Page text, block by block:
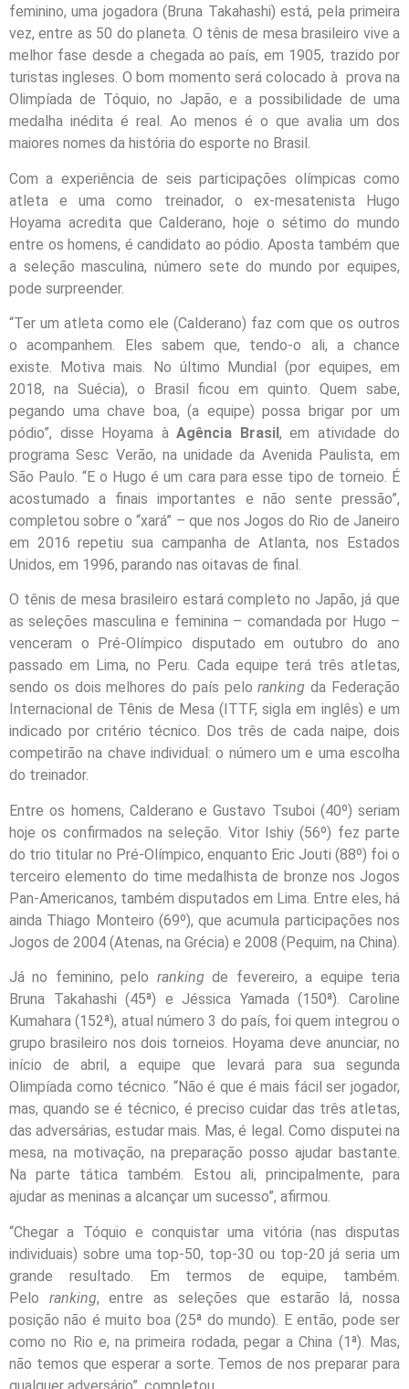
feminino, uma jogadora (Bruna Takahashi) está, pela primeira
vez, entre as 50 do planeta. O tênis de mesa brasileiro vive a
melhor fase desde a chegada ao país, em 1905, trazido por
turistas ingleses. O bom momento será colocado à prova na
Olimpíada de Tóquio, no Japão, e a possibilidade de uma
medalha inédita é real. Ao menos é o que avalia um dos
maiores nomes da história do esporte no Brasil.
Com a experiência de seis participações olímpicas como
atleta e uma como treinador, o ex-mesatenista Hugo
Hoyama acredita que Calderano, hoje o sétimo do mundo
entre os homens, é candidato ao pódio. Aposta também que
a seleção masculina, número sete do mundo por equipes,
pode surpreender.
“Ter um atleta como ele (Calderano) faz com que os outros
o acompanhem. Eles sabem que, tendo-o ali, a chance
existe. Motiva mais. No último Mundial (por equipes, em
2018, na Suécia), o Brasil ficou em quinto. Quem sabe,
pegando uma chave boa, (a equipe) possa brigar por um
pódio”, disse Hoyama à Agência Brasil, em atividade do
programa Sesc Verão, na unidade da Avenida Paulista, em
São Paulo. “E o Hugo é um cara para esse tipo de torneio. É
acostumado a finais importantes e não sente pressão”,
completou sobre o “xará” – que nos Jogos do Rio de Janeiro
em 2016 repetiu sua campanha de Atlanta, nos Estados
Unidos, em 1996, parando nas oitavas de final.
O tênis de mesa brasileiro estará completo no Japão, já que
as seleções masculina e feminina – comandada por Hugo –
venceram o Pré-Olímpico disputado em outubro do ano
passado em Lima, no Peru. Cada equipe terá três atletas,
sendo os dois melhores do país peloranking da Federação
Internacional de Tênis de Mesa (ITTF, sigla em inglês) e um
indicado por critério técnico. Dos três de cada naipe, dois
competirão na chave individual: o número um e uma escolha
do treinador.
Entre os homens, Calderano e Gustavo Tsuboi (40º) seriam
hoje os confirmados na seleção. Vitor Ishiy (56º) fez parte
do trio titular no Pré-Olímpico, enquanto Eric Jouti (88º) foi o
terceiro elemento do time medalhista de bronze nos Jogos
Pan-Americanos, também disputados em Lima. Entre eles, há
ainda Thiago Monteiro (69º), que acumula participações nos
Jogos de 2004 (Atenas, na Grécia) e 2008 (Pequim, na China).
Já no feminino, pelo rankingde fevereiro, a equipe teria
Bruna Takahashi (45ª) e Jéssica Yamada (150ª). Caroline
Kumahara (152ª), atual número 3 do país, foi quem integrou o
grupo brasileiro nos dois torneios. Hoyama deve anunciar, no
início de abril, a equipe que levará para sua segunda
Olimpíada como técnico. “Não é que é mais fácil ser jogador,
mas, quando se é técnico, é preciso cuidar das três atletas,
das adversárias, estudar mais. Mas, é legal. Como disputei na
mesa, na motivação, na preparação posso ajudar bastante.
Na parte tática também. Estou ali, principalmente, para
ajudar as meninas a alcançar um sucesso”, afirmou.
“Chegar a Tóquio e conquistar uma vitória (nas disputas
individuais) sobre uma top-50, top-30 ou top-20 já seria um
grande resultado. Em termos de equipe, também.
Pelo ranking, entre as seleções que estarão lá, nossa
posição não é muito boa (25ª do mundo). E então, pode ser
como no Rio e, na primeira rodada, pegar a China (1ª). Mas,
não temos que esperar a sorte. Temos de nos preparar para
qualquer adversário”, completou.